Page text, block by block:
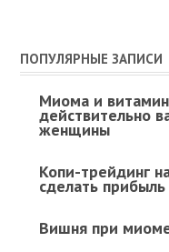
ПОПУЛЯРНЫЕ ЗАПИСИ
Миома и
действительно
женщины
Копи-трейдинг
сделать
Вишня при